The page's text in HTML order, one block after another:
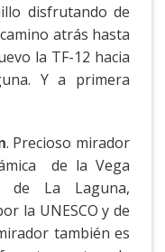
disfrutando de
atrás hasta
la TF-12 hacia
Y a primera
. Precioso mirador
de la Vega
de La Laguna,
la UNESCO y de
también es